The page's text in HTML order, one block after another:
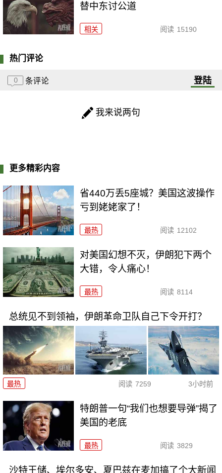
替中东讨公道
相关 阅读 15190
热门评论
0 条评论 登陆
我来说两句
更多精彩内容
省440万丢5座城？美国这波操作
亏到姥姥家了！
最热 阅读 12102
对美国幻想不灭，伊朗犯下两个
大错，令人痛心！
最热 阅读 8114
总统见不到领袖，伊朗革命卫队自己下令开打？
最热 阅读 7259 3小时前
特朗普一句“我们也想要导弹”揭了
美国的老底
最热 阅读 3829
沙特王储、埃尔多安、夏巴兹在麦加搞了个大新闻